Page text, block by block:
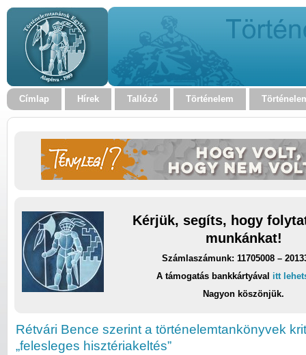
Címlap Hírek Tallózó Történelem
Kérjük, segíts, hogy
munkánkat!
Számlaszámunk: 11705008 –
A támogatás bankkártyával itt
Nagyon köszönjük.
Rétvári Bence szerint a történelemtankönyvek
„felesleges hisztériakeltés”